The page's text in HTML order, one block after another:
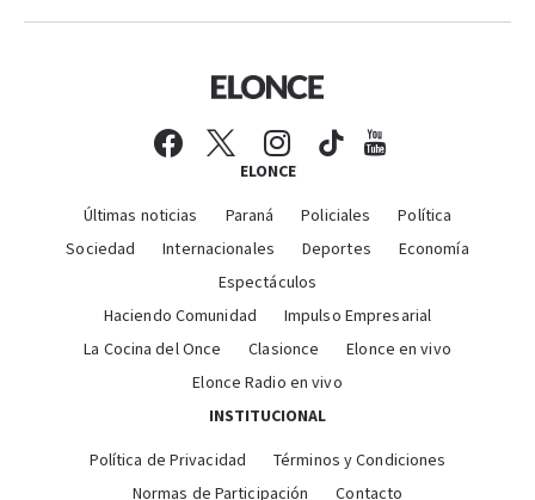
ELONCE
Últimas noticias Paraná Policiales
Política
Sociedad
Internacionales Deportes
Economía
Espectáculos
Haciendo Comunidad
Impulso Empresarial
La Cocina del Once
Clasionce
Elonce en vivo
Elonce Radio en vivo
INSTITUCIONAL
Política de Privacidad
Términos y Condiciones
Normas de Participación
Contacto